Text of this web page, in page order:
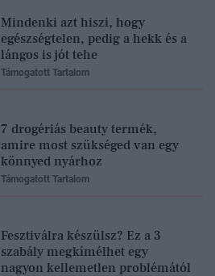
Mindenki azt hiszi, hogy
egészségtelen, pedig a hekk és a
lángos is jót tehe
Támogatott Tartalom
7 drogériás beauty termék,
amire most szükséged van egy
könnyed nyárhoz
Támogatott Tartalom
Fesztiválra készülsz? Ez a 3
szabály megkímélhet egy
nagyon kellemetlen problémától